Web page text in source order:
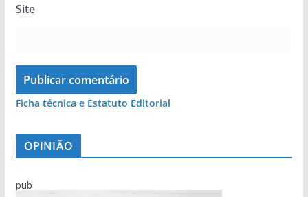
Site
Ficha técnica e Estatuto Editorial
OPINIÃO
pub